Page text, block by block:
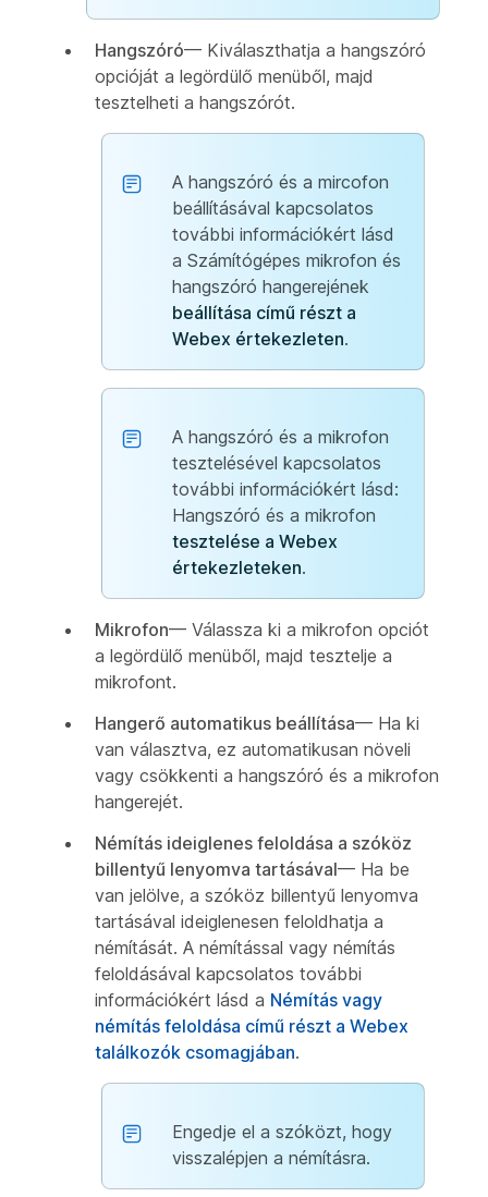
Hangszóró— Kiválaszthatja a hangszóró
opcióját a legördülő menüből, majd
tesztelheti a hangszórót.
A hangszóró és a mircofon
beállításával kapcsolatos
további információkért lásd
a Számítógépes mikrofon és
hangszóró hangerejének
beállítása című részt a
Webex értekezleten.
A hangszóró és a mikrofon
tesztelésével kapcsolatos
további információkért lásd:
Hangszóró és a mikrofon
tesztelése a Webex
értekezleteken.
Mikrofon— Válassza ki a mikrofon opciót
a legördülő menüből, majd tesztelje a
mikrofont.
Hangerő automatikus beállítása— Ha ki
van választva, ez automatikusan növeli
vagy csökkenti a hangszóró és a mikrofon
hangerejét.
Némítás ideiglenes feloldása a szóköz
billentyű lenyomva tartásával— Ha be
van jelölve, a szóköz billentyű lenyomva
tartásával ideiglenesen feloldhatja a
némítását. A némítással vagy némítás
feloldásával kapcsolatos további
információkért lásd a Némítás vagy
némítás feloldása című részt a Webex
találkozók csomagjában.
Engedje el a szóközt, hogy
visszalépjen a némításra.